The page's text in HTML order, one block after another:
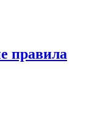
правила